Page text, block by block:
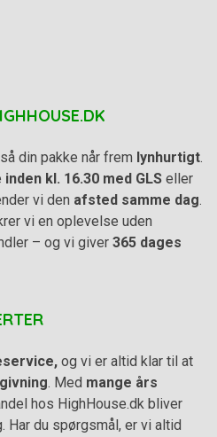
så din pakke når frem lynhurtigt.
inden kl. 16.30 med GLS eller
vi den afsted samme dag.
vi en oplevelse uden
– og vi giver 365 dages
og vi er altid klar til at
. Med mange års
hos HighHouse.dk bliver
Har du spørgsmål, er vi altid